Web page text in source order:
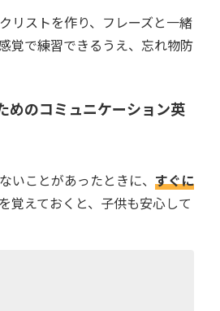
リストを作り、フレーズと一緒
覚で練習できるうえ、忘れ物防
めのコミュニケーション英
いことがあったときに、 すぐに
を覚えておくと、子供も安心して